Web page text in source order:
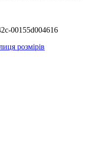
00155d004616
розмірів